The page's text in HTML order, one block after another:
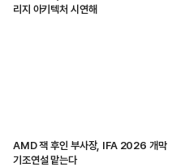
리지 아키텍처 시연해
AMD 잭 후인 부사장, IFA 2026 개막
기조연설 맡는다